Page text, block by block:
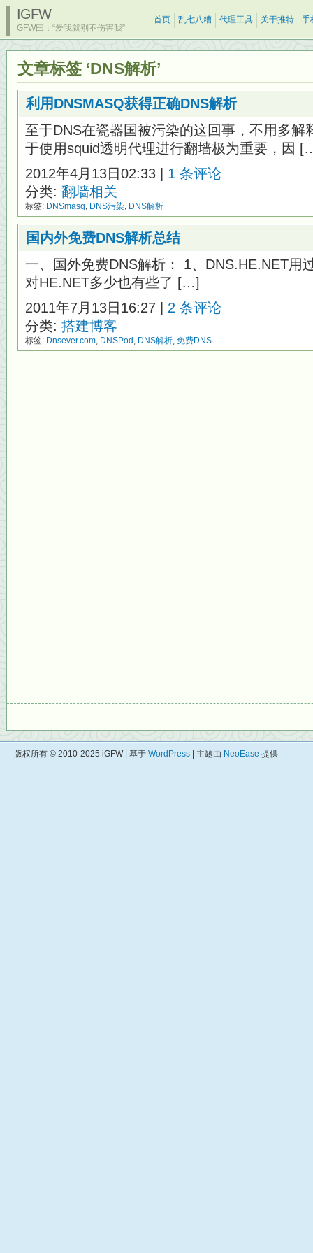
IGFW
GFW曰：“爱我就别不伤害我”
首页 乱七八糟 代理工具 关于推特 手
文章标签 ‘DNS解析’
利用DNSMASQ获得正确DNS解析
至于DNS在瓷器国被污染的这回事，不用多解
于使用squid透明代理进行翻墙极为重要，因
2012年4月13日02:33 | 1 条评论
分类: 翻墙相关
标签: DNSmasq, DNS污染, DNS解析
国内外免费DNS解析总结
一、国外免费DNS解析： 1、DNS.HE.NET用
对HE.NET多少也有些了 […]
2011年7月13日16:27 | 2 条评论
分类: 搭建博客
标签: Dnsever.com, DNSPod , DNS解析, 免费DNS
版权所有 © 2010-2025 iGFW | 基于 WordPress | 主题由 NeoEase 提供